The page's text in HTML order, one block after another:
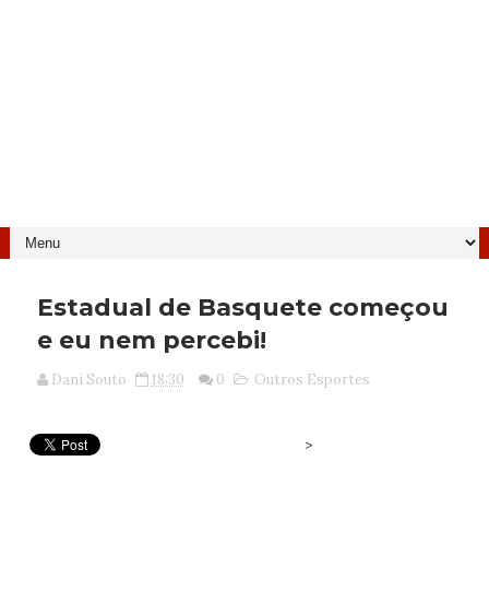
Estadual de Basquete começou
e eu nem percebi!
Dani Souto 18:30 0 Outros Esportes
>